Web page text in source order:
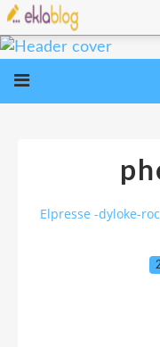
Elpresse -dyloke-